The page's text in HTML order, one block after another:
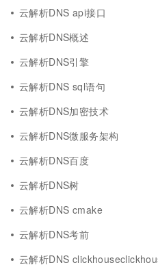
云解析DNS api接口
云解析DNS概述
云解析DNS引擎
云解析DNS sql语句
云解析DNS加密技术
云解析DNS微服务架构
云解析DNS百度
云解析DNS树
云解析DNS cmake
云解析DNS考前
云解析DNS